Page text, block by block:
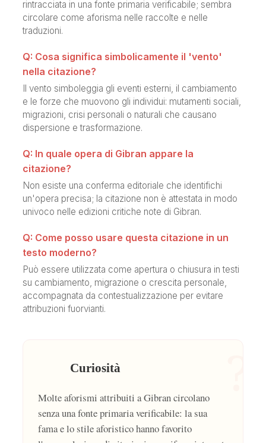
rintracciata in una fonte primaria verificabile; sembra
circolare come aforisma nelle raccolte e nelle
traduzioni.
Q: Cosa significa simbolicamente il 'vento'
nella citazione?
Il vento simboleggia gli eventi esterni, il cambiamento
e le forze che muovono gli individui: mutamenti sociali,
migrazioni, crisi personali o naturali che causano
dispersione e trasformazione.
Q: In quale opera di Gibran appare la
citazione?
Non esiste una conferma editoriale che identifichi
un'opera precisa; la citazione non è attestata in modo
univoco nelle edizioni critiche note di Gibran.
Q: Come posso usare questa citazione in un
testo moderno?
Può essere utilizzata come apertura o chiusura in testi
su cambiamento, migrazione o crescita personale,
accompagnata da contestualizzazione per evitare
attribuzioni fuorvianti.
Curiosità
Molte aforismi attribuiti a Gibran circolano
senza una fonte primaria verificabile: la sua
fama e lo stile aforistico hanno favorito